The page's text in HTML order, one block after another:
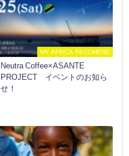
MY AFRICA RECOMEND
Neutra Coffee×ASANTE
PROJECT イベントのお知ら
せ！